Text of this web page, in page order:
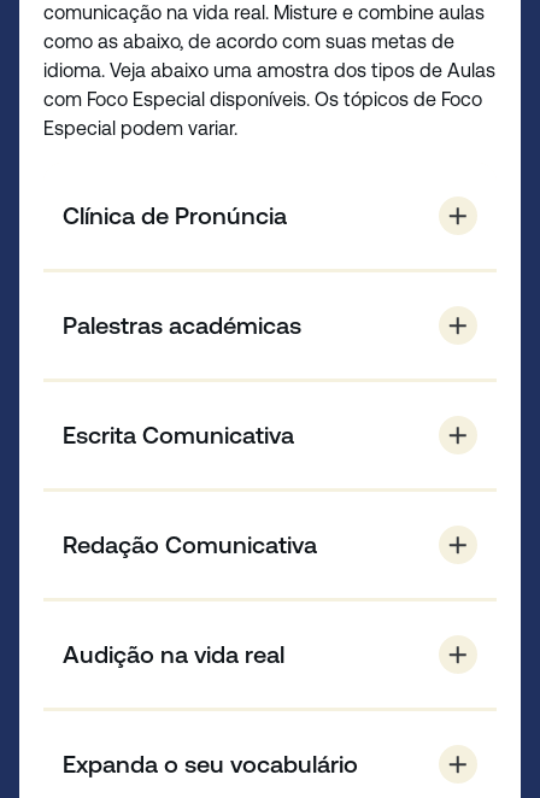
comunicação na vida real. Misture e combine aulas
como as abaixo, de acordo com suas metas de
idioma. Veja abaixo uma amostra dos tipos de Aulas
com Foco Especial disponíveis. Os tópicos de Foco
Especial podem variar.
Clínica de Pronúncia
clínicas de pronúncia gratuitas. Cada aula
aborda um tópico de pronúncia diferente para
Palestras académicas
develop skills needed for higher education and
business.
Escrita Comunicativa
idioma francês é estruturado, com foco na
relevância e na adequação.
Redação Comunicativa
diferentes públicos, usando linguagem e estilo
adequados.
Audição na vida real
francês para se comunicar com clareza e
confiança. A boa comunicação em francês
Expanda o seu vocabulário